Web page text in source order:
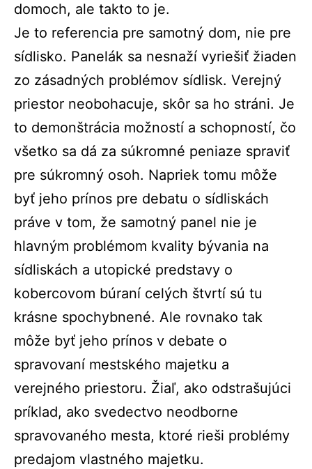
domoch, ale takto to je.
Je to referencia pre samotný dom, nie pre
sídlisko. Panelák sa nesnaží vyriešiť žiaden
zo zásadných problémov sídlisk. Verejný
priestor neobohacuje, skôr sa ho stráni. Je
to demonštrácia možností a schopností, čo
všetko sa dá za súkromné peniaze spraviť
pre súkromný osoh. Napriek tomu môže
byť jeho prínos pre debatu o sídliskách
práve v tom, že samotný panel nie je
hlavným problémom kvality bývania na
sídliskách a utopické predstavy o
kobercovom búraní celých štvrtí sú tu
krásne spochybnené. Ale rovnako tak
môže byť jeho prínos v debate o
spravovaní mestského majetku a
verejného priestoru. Žiaľ, ako odstrašujúci
príklad, ako svedectvo neodborne
spravovaného mesta, ktoré rieši problémy
predajom vlastného majetku.